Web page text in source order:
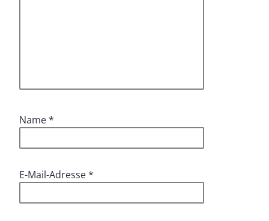
Name*
E-Mail-Adresse*